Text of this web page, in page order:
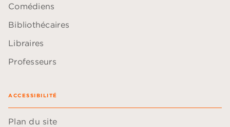
Comédiens
Bibliothécaires
Libraires
Professeurs
ACCESSIBILITÉ
Plan du site